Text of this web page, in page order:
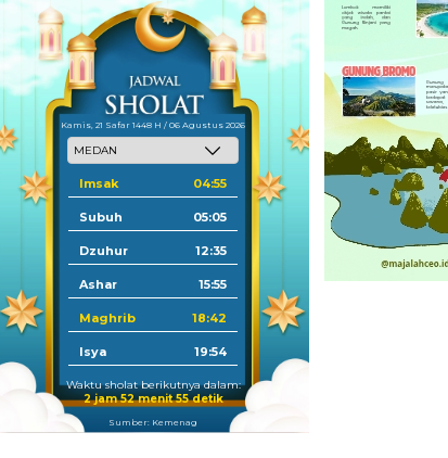
Kamis, 21 Safar 1448 H / 06 Agustus 2026
Imsak 04:55
Subuh 05:05
Dzuhur 12:35
Ashar 15:55
Maghrib 18:42
Isya 19:54
Waktu sholat berikutnya dalam:
2 jam 52 menit 54 detik
Sumber: Kemenag